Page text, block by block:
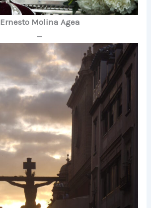
Ernesto Molina Agea
—